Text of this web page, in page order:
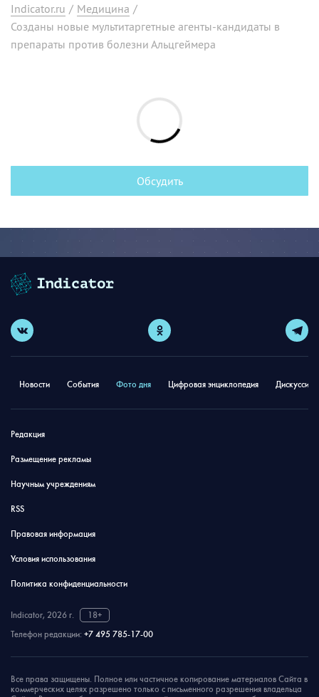
Indicator.ru / Медицина /
Созданы новые мультитаргетные агенты-кандидаты в
препараты против болезни Альцгеймера
Обсудить
Новости События Фото дня Цифровая энциклопедия
Редакция
Размещение рекламы
Научным учреждениям
RSS
Правовая информация
Условия использования
Политика конфиденциальности
Indicator, 2026 г.
18+
Телефон редакции: +7 495 785-17-00
Все права защищены. Полное или частичное копирование материалов Сайта в
коммерческих целях разрешено только с письменного разрешения владельца